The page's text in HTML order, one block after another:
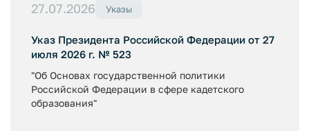
27.07.2026 Указы
Указ Президента Российской Федерации от 27
июля 2026 г. № 523
"Об Основах государственной политики
Российской Федерации в сфере кадетского
образования"